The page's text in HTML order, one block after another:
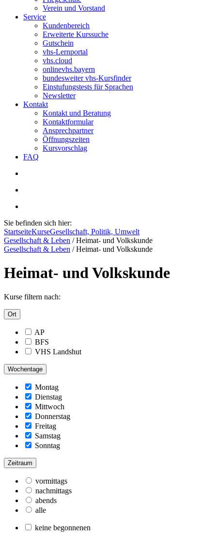
Verein und Vorstand
Service
Kundenbereich
Erweiterte Kurssuche
Gutschein
vhs-Lernportal
vhs.cloud
onlinevhs.bayern
bundesweiter vhs-Kursfinder
Einstufungstests für Sprachen
Newsletter
Kontakt
Kontakt und Beratung
Kontaktformular
Ansprechpartner
Öffnungszeiten
Kursvorschlag
FAQ
Sie befinden sich hier:
StartseiteKurseGesellschaft, Politik, Umwelt
Gesellschaft & Leben /Heimat- und Volkskunde
Gesellschaft & Leben /Heimat- und Volkskunde
Heimat- und Volkskunde
Kurse filtern nach:
Ort
AP
BFS
VHS Landshut
Wochentage
Montag
Dienstag
Mittwoch
Donnerstag
Freitag
Samstag
Sonntag
Zeitraum
vormittags
nachmittags
abends
alle
keine begonnenen